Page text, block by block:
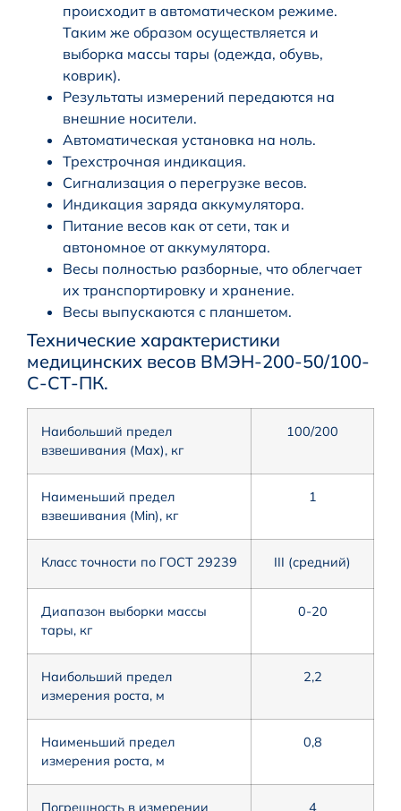
происходит в автоматическом режиме.
Таким же образом осуществляется и
выборка массы тары (одежда, обувь,
коврик).
Результаты измерений передаются на
внешние носители.
Автоматическая установка на ноль.
Трехстрочная индикация.
Сигнализация о перегрузке весов.
Индикация заряда аккумулятора.
Питание весов как от сети, так и
автономное от аккумулятора.
Весы полностью разборные, что облегчает
их транспортировку и хранение.
Весы выпускаются с планшетом.
Технические характеристики
медицинских весов ВМЭН-200-50/100-
С-СТ-ПК.
Наибольший предел
взвешивания (Мах), кг
100/200
Наименьший предел
взвешивания (Min), кг
1
Класс точности по ГОСТ 29239 III (средний)
Диапазон выборки массы
тары, кг
0-20
Наибольший предел
измерения роста, м
2,2
Наименьший предел
измерения роста, м
0,8